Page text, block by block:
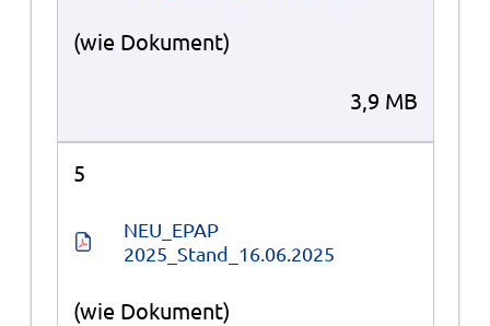
(wie Dokument)
3,9 MB
5
NEU_EPAP
2025_Stand_16.06.2025
(wie Dokument)